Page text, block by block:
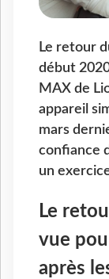
Le retour
début
MAX de
appareil
mars
confiance
un
Le
vue
après